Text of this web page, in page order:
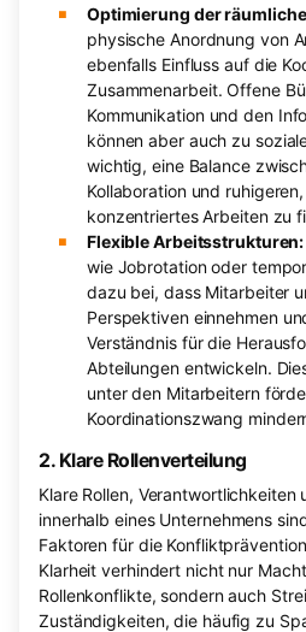
Optimierung der
physische Anordnung von
ebenfalls Einfluss auf die
Zusammenarbeit. Offene
Kommunikation und den
können aber auch zu
wichtig, eine Balance
Kollaboration und
konzentriertes Arbeiten zu
Flexible Arbeitsstrukturen:
wie Jobrotation oder
dazu bei, dass Mitarbeiter
Perspektiven einnehmen
Verständnis für die
Abteilungen entwickeln.
unter den Mitarbeitern
Koordinationszwang
2. Klare Rollenverteilung
Klare Rollen, Verantwortlichkeiten
innerhalb eines Unternehmens
Faktoren für die
Klarheit verhindert nicht nur
Rollenkonflikte, sondern auch
Zuständigkeiten, die häufig zu